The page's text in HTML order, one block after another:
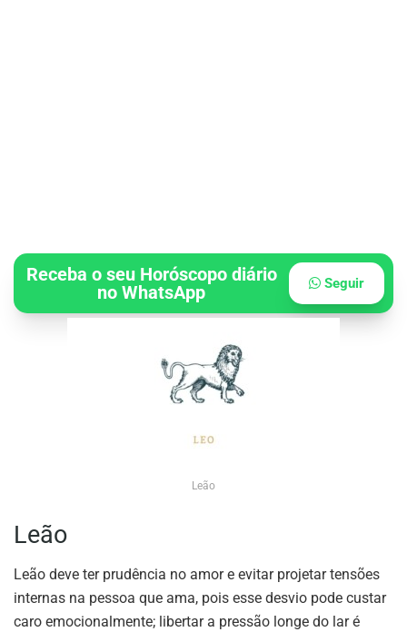
Receba o seu Horóscopo diário
no WhatsApp
Seguir
Leão
Leão
Leão deve ter prudência no amor e evitar projetar tensões
internas na pessoa que ama, pois esse desvio pode custar
caro emocionalmente; libertar a pressão longe do lar é